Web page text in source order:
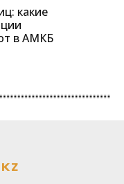
KZ